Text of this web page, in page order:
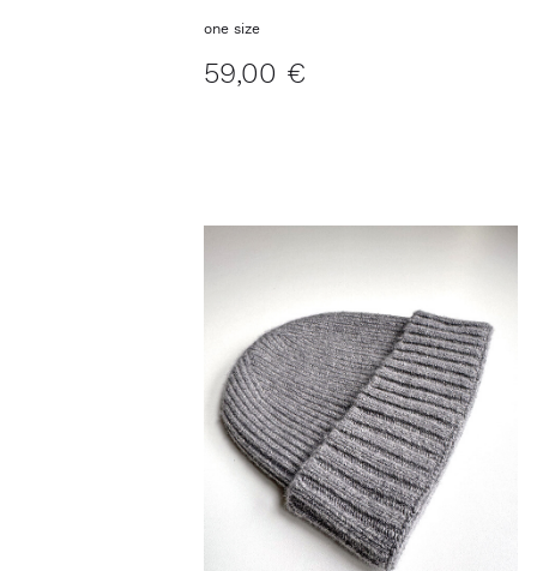
one size
59,00 €